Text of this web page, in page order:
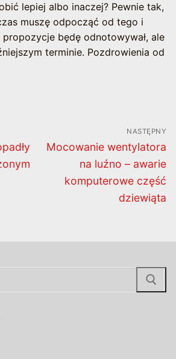
lepiej albo inaczej? Pewnie tak,
muszę odpocząć od tego i
będę odnotowywał, ale
terminie. Pozdrowienia od
NASTĘPNY
Następny
Mocowanie wentylatora
na luźno – awarie
komputerowe część
dziewiąta